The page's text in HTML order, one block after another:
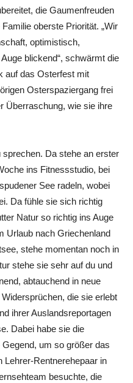
die Gaumenfreuden
oberste Priorität. „Wir
optimistisch,
blickend“, schwärmt die
auf das Osterfest mit
Osterspaziergang frei
Überraschung, wie sie ihre
Da stehe an erster
ins Fitnessstudio, bei
See radeln, wobei
Da fühle sie sich richtig
Natur so richtig ins Auge
Urlaub nach Griechenland
stehe momentan noch in
stehe sie sehr auf du und
abtauchend in neue
die sie erlebt
ihrer Auslandsreportagen
Dabei habe sie die
um so größer das
Lehrer-Rentnerehepaar in
besuchte, die